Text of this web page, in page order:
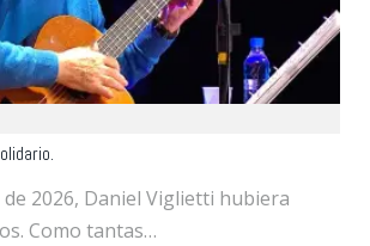
2026, Daniel Viglietti hubiera
Como tantas…